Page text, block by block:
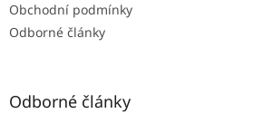
Obchodní podmínky
Odborné články
Odborné články